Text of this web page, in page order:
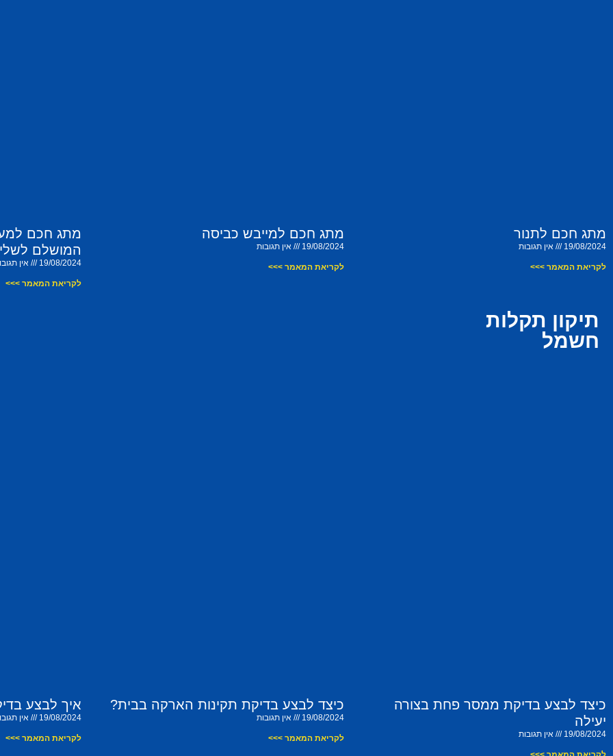
מתג חכם לתנור
19/08/2024 אין תגובות
לקריאת המאמר >>>
מתג חכם למייבש כביסה
19/08/2024 אין תגובות
לקריאת המאמר >>>
מתג חכם
המושלם
19/08/2024 אין
לקריאת המאמר >>>
תיקון תקלות
חשמל
כיצד לבצע בדיקת ממסר פחת בצורה
יעילה
19/08/2024 אין תגובות
כיצד לבצע בדיקת תקינות הארקה בבית?
19/08/2024 אין תגובות
לקריאת המאמר >>>
איך לבצע
19/08/2024 אין
לקריאת המאמר >>>